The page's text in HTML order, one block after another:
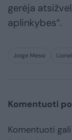
gerėja
aplinkybes“.
Jorge Messi
Komentuoti
Komentuoti